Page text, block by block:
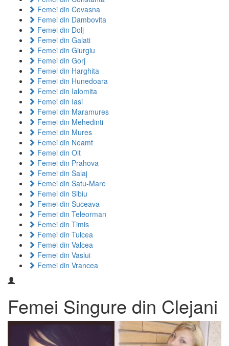
Femei din Covasna
Femei din Dambovita
Femei din Dolj
Femei din Galati
Femei din Giurgiu
Femei din Gorj
Femei din Harghita
Femei din Hunedoara
Femei din Ialomita
Femei din Iasi
Femei din Maramures
Femei din Mehedinti
Femei din Mures
Femei din Neamt
Femei din Olt
Femei din Prahova
Femei din Salaj
Femei din Satu-Mare
Femei din Sibiu
Femei din Suceava
Femei din Teleorman
Femei din Timis
Femei din Tulcea
Femei din Valcea
Femei din Vaslui
Femei din Vrancea
Femei Singure din Clejani